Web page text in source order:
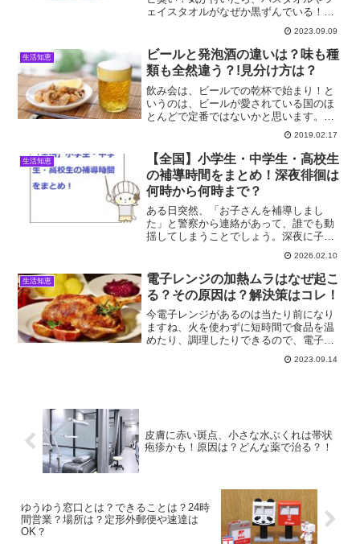
ェイスタオルがなぜか黒ずんでいる！も
しかしてこの黒い点々はカビ！？ちゃん
と洗濯しているはずなのに、なぜカビ
が？どうやって取るの？対策方法は？そ
こで今回はタオルの臭いの原...
2023.09.09
生活知恵
ビールと発泡酒の違いは？味も種
類も全然違う？!見分け方は？
飲み会は、ビールでの乾杯で始まり！と
いうのは、ビールが愛されている国のほ
とんどで定番ではないかと思います。ビ
ールは紀元前4000年頃にシュメール人に
よって作られた後ずっと愛されている第
一線のアルコール飲料ですが、日本では
そのビールの立ち位置...
2019.02.17
生活知恵
【全国】小学生・中学生・高校生
の補導時間をまとめ！深夜徘徊は
何時から何時まで？
ある日突然、「お子さんを補導しまし
た」と警察から連絡があって、誰でも動
揺してしまうことでしょう。深夜に子供
だけで街で徘徊していると警察に声を掛
けられる、補導というものがあります。
補導って何？小学生・中学生・高校生の
補導時間は？そこで今回は小...
2026.02.10
生活知恵
電子レンジの加熱ムラはなぜ起こ
る？その原因は？解決策はコレ！
今電子レンジがあるのは当たり前になり
ますね、火を使わずに短時間で食品を温
めたり、調理したりできるので、電子レ
ンジのない家庭を探すほうが難しいので
はないでしょうか。但し、時に電子レン
2023.09.14
皮膚に赤い斑点、小さな水ぶくれは帯状
疱疹かも！原因は？どんな薬で治る？！
ゆうゆう窓口とは？できることは？24時
間営業？場所は？定形外郵便や速達は
OK？